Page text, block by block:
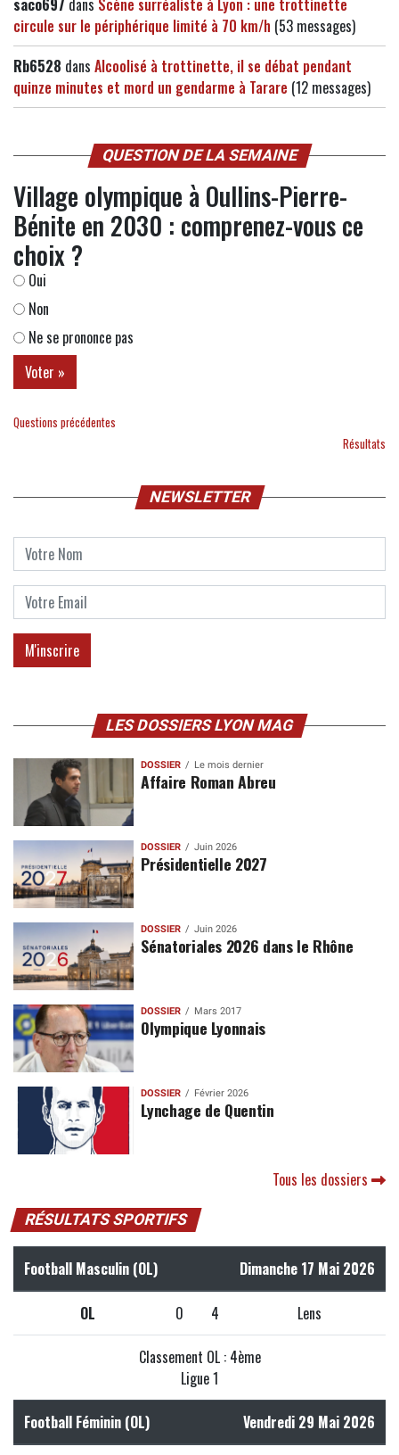
saco697 dans Scène surréaliste à Lyon : une trottinette
circule sur le périphérique limité à 70 km/h (53 messages)
Rb6528 dans Alcoolisé à trottinette, il se débat pendant
quinze minutes et mord un gendarme à Tarare (12 messages)
QUESTION DE LA SEMAINE
Village olympique à Oullins-Pierre-
Bénite en 2030 : comprenez-vous ce
choix ?
Oui
Non
Ne se prononce pas
Questions précédentes
Résultats
NEWSLETTER
LES DOSSIERS LYON MAG
DOSSIER Le mois dernier
Affaire Roman Abreu
DOSSIER Juin 2026
Présidentielle 2027
DOSSIER Juin 2026
Sénatoriales 2026 dans le Rhône
DOSSIER Mars 2017
Olympique Lyonnais
DOSSIER Février 2026
Lynchage de Quentin
Tous les dossiers
RÉSULTATS SPORTIFS
Football Masculin (OL) Dimanche 17 Mai 2026
OL 0 4 Lens
Classement OL : 4ème
Ligue 1
Football Féminin (OL) Vendredi 29 Mai 2026